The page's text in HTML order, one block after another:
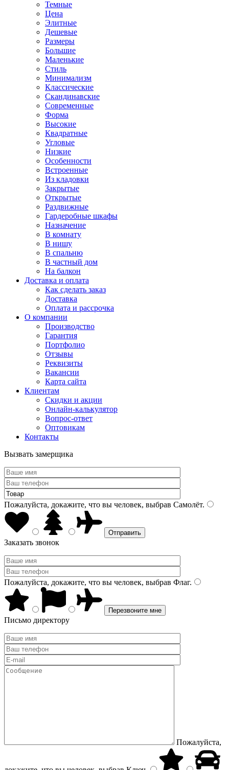
Темные
Цена
Элитные
Дешевые
Размеры
Большие
Маленькие
Стиль
Минимализм
Классические
Скандинавские
Современные
Форма
Высокие
Квадратные
Угловые
Низкие
Особенности
Встроенные
Из кладовки
Закрытые
Открытые
Раздвижные
Гардеробные шкафы
Назначение
В комнату
В нишу
В спальню
В частный дом
На балкон
Доставка и оплата
Как сделать заказ
Доставка
Оплата и рассрочка
О компании
Производство
Гарантия
Портфолио
Отзывы
Реквизиты
Вакансии
Карта сайта
Клиентам
Скидки и акции
Онлайн-калькулятор
Вопрос-ответ
Оптовикам
Контакты
Вызвать замерщика
Пожалуйста, докажите, что вы человек, выбрав Самолёт.
Заказать звонок
Пожалуйста, докажите, что вы человек, выбрав Флаг.
Письмо директору
Пожалуйста,